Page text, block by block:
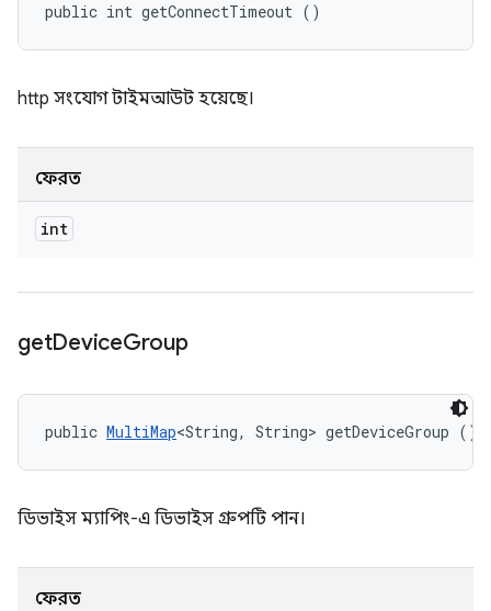
public int getConnectTimeout ()
http সংযোগ টাইমআউট হয়েছে।
ফেরত
int
getDeviceGroup
public MultiMap<String, String> getDeviceGroup ()
ডিভাইস ম্যাপিং-এ ডিভাইস গ্রুপটি পান।
ফেরত